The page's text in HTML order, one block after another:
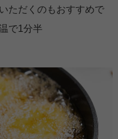
ただくのもおすすめで
で1分半